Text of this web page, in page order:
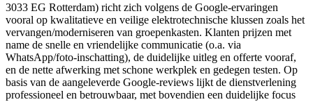
3033 EG Rotterdam) richt zich volgens de Google-ervaringen
vooral op kwalitatieve en veilige elektrotechnische klussen zoals het
vervangen/moderniseren van groepenkasten. Klanten prijzen met
name de snelle en vriendelijke communicatie (o.a. via
WhatsApp/foto-inschatting), de duidelijke uitleg en offerte vooraf,
en de nette afwerking met schone werkplek en gedegen testen. Op
basis van de aangeleverde Google-reviews lijkt de dienstverlening
professioneel en betrouwbaar, met bovendien een duidelijke focus